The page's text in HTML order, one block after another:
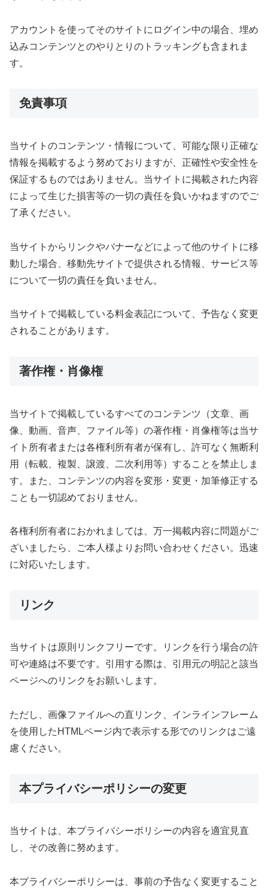
アカウントを使ってそのサイトにログイン中の場合、埋め
込みコンテンツとのやりとりのトラッキングも含まれま
す。
免責事項
当サイトのコンテンツ・情報について、可能な限り正確な
情報を掲載するよう努めておりますが、正確性や安全性を
保証するものではありません。当サイトに掲載された内容
によって生じた損害等の一切の責任を負いかねますのでご
了承ください。
当サイトからリンクやバナーなどによって他のサイトに移
動した場合、移動先サイトで提供される情報、サービス等
について一切の責任を負いません。
当サイトで掲載している料金表記について、予告なく変更
されることがあります。
著作権・肖像権
当サイトで掲載しているすべてのコンテンツ（文章、画
像、動画、音声、ファイル等）の著作権・肖像権等は当サ
イト所有者または各権利所有者が保有し、許可なく無断利
用（転載、複製、譲渡、二次利用等）することを禁止しま
す。また、コンテンツの内容を変形・変更・加筆修正する
ことも一切認めておりません。
各権利所有者におかれましては、万一掲載内容に問題がご
ざいましたら、ご本人様よりお問い合わせください。迅速
に対応いたします。
リンク
当サイトは原則リンクフリーです。リンクを行う場合の許
可や連絡は不要です。引用する際は、引用元の明記と該当
ページへのリンクをお願いします。
ただし、画像ファイルへの直リンク、インラインフレーム
を使用したHTMLページ内で表示する形でのリンクはご遠
慮ください。
本プライバシーポリシーの変更
当サイトは、本プライバシーポリシーの内容を適宜見直
し、その改善に努めます。
本プライバシーポリシーは、事前の予告なく変更すること